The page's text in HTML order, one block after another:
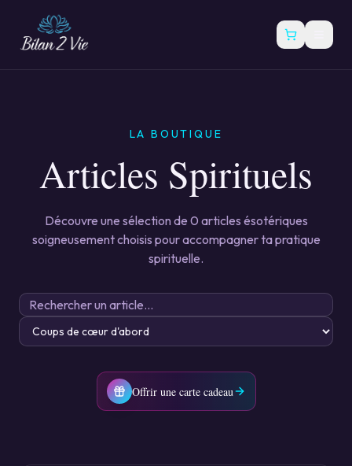
LA BOUTIQUE
Articles Spirituels
Découvre une sélection de 0 articles ésotériques
soigneusement choisis pour accompagner ta pratique
spirituelle.
Offrir une carte cadeau